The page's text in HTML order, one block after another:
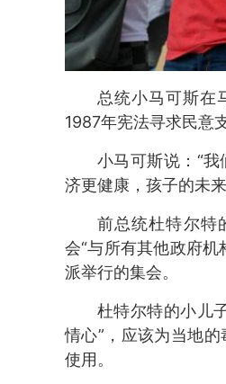
总统小马可斯在
1987年宪法寻求民意
小马可斯说：“
济更健康，孩子的未
前总统杜特尔特
会“与所有其他政府
派举行的集会。
杜特尔特的小儿
情心”，应该为当地
使用。